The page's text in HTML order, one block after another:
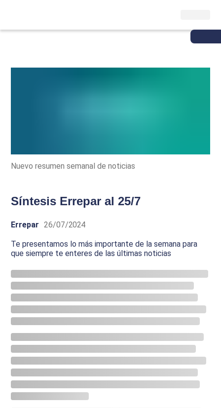
Nuevo resumen semanal de noticias
Síntesis Errepar al 25/7
Errepar 26/07/2024
Te presentamos lo más importante de la semana para
que siempre te enteres de las últimas noticias